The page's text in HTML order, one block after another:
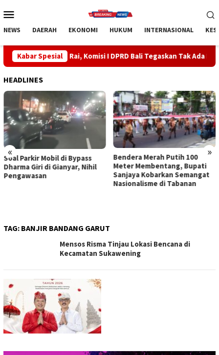
ke
Mobile
NEWS DAERAH EKONOMI HUKUM INTERNASIONAL
Kabar Spesial
Rai, Komisi I DPRD Bali Tegaskan Tak Ada Indikasi
HEADLINES
« »
Bendera Merah Putih 100
Meter Membentang, Bupati
Sanjaya Kobarkan Semangat
Sidak Bea Cukai Ngurah Rai,
Komisi I DPRD Bali Tegaskan
Tak Ada Indikasi
Penyalahgunaan Barang
TAG: BANJIR BANDANG GARUT
Mensos Risma Tinjau Lokasi Bencana di
Kecamatan Sukawening